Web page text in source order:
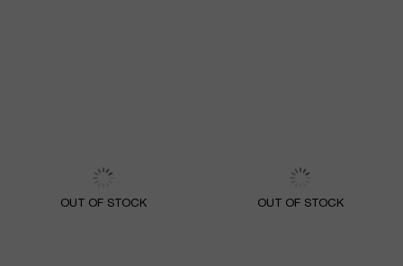
OUT OF STOCK OUT OF STOCK